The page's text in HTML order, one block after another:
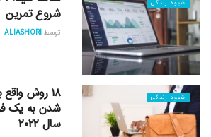
شیوه زندگی
شروع تمرین
توسط ALIASHORI
شیوه زندگی
۱۸ روش
شدن به یک
سال ۲۰۲۲